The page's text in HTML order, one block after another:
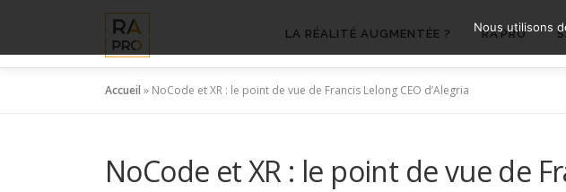
contenu
LA RÉALITÉ AUGMENTÉE ? RA’PRO
Accueil » NoCode et XR : le point de vue de Francis Lelong CEO d’Alegria
NoCode et XR : le point de vue de
Nous utilisons